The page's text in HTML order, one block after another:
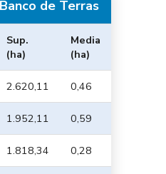
de Terras
Sup.
(ha)
Media
(ha)
2.620,11 0,46
1.952,11 0,59
1.818,34 0,28